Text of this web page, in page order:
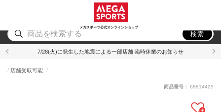
メガスポーツ公式オンラインショップ
アウトドア
検索
7/28(火)に発生した地震による一部店舗 臨時休業のお知らせ
店舗受取可能
商品番号： 68814425